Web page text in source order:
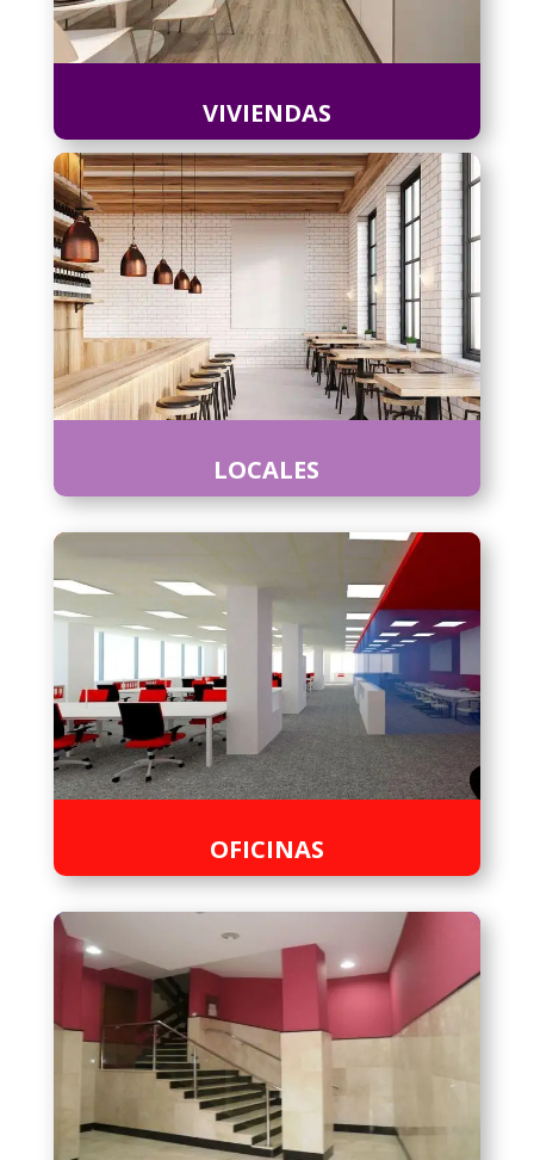
VIVIENDAS
LOCALES
OFICINAS